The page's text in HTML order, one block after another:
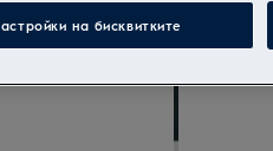
на бисквитките